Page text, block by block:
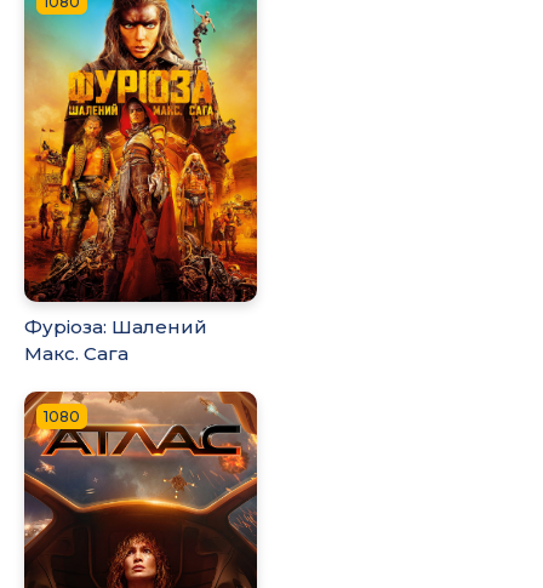
Фуріоза: Шалений
Макс. Сага
1080